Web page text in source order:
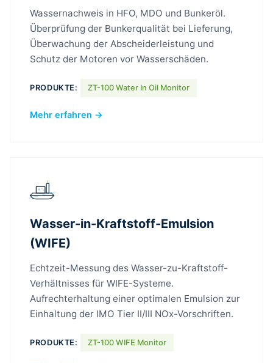
Wassernachweis in HFO, MDO und Bunkeröl.
Überprüfung der Bunkerqualität bei Lieferung,
Überwachung der Abscheiderleistung und
Schutz der Motoren vor Wasserschäden.
PRODUKTE: ZT-100 Water In Oil Monitor
Mehr erfahren →
Wasser-in-Kraftstoff-Emulsion
(WIFE)
Echtzeit-Messung des Wasser-zu-Kraftstoff-
Verhältnisses für WIFE-Systeme.
Aufrechterhaltung einer optimalen Emulsion zur
Einhaltung der IMO Tier II/III NOx-Vorschriften.
PRODUKTE: ZT-100 WIFE Monitor